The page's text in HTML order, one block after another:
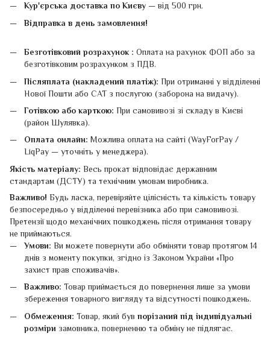
Кур'єрська доставка по Києву — від 500 грн.
Відправка в день замовлення!
Безготівковий розрахунок : Оплата на рахунок ФОП або за
безготівковим розрахунком з ПДВ.
Післяплата (накладений платіж): При отриманні у відділенні
Нової Пошти або САТ з послугою (заборона на видачу).
Готівкою або карткою: При самовивозі зі складу в Києві
(район Шулявка).
Оплата онлайн: Можлива оплата на сайті (WayForPay /
LiqPay — уточніть у менеджера).
Якість матеріалу: Весь прокат відповідає державним
стандартам (ДСТУ) та технічним умовам виробника.
Важливо! Будь ласка, перевіряйте цілісність та кількість товару
безпосередньо у відділенні перевізника або при самовивозі.
Претензії щодо механічних пошкоджень після отримання товару
не приймаються.
Умови: Ви можете повернути або обміняти товар протягом 14
днів з моменту покупки, згідно із Законом України «Про
захист прав споживачів».
Важливо: Товар приймається до повернення лише за умови
збереження товарного вигляду та відсутності пошкоджень.
Обмеження: Товар, який був порізаний під індивідуальні
розміри замовника, поверненню та обміну не підлягає.